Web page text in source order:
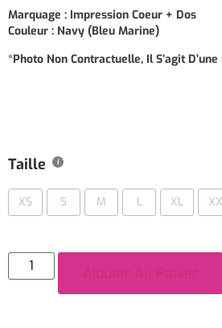
Marquage : Impression Coeur + Dos
Couleur : Navy (Bleu Marine)
*Photo Non Contractuelle, Il S’agit D’une
Taille
XS S M L XL
Ajouter Au Panier